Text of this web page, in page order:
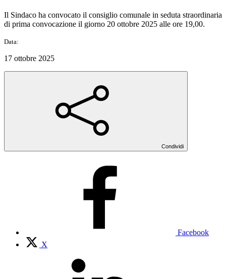
Il Sindaco ha convocato il consiglio comunale in seduta straordinaria
di prima convocazione il giorno 20 ottobre 2025 alle ore 19,00.
Data:
17 ottobre 2025
Condividi
Facebook
X